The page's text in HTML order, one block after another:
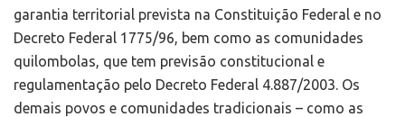
garantia territorial prevista na Constituição Federal e no
Decreto Federal 1775/96, bem como as comunidades
quilombolas, que tem previsão constitucional e
regulamentação pelo Decreto Federal 4.887/2003. Os
demais povos e comunidades tradicionais – como as